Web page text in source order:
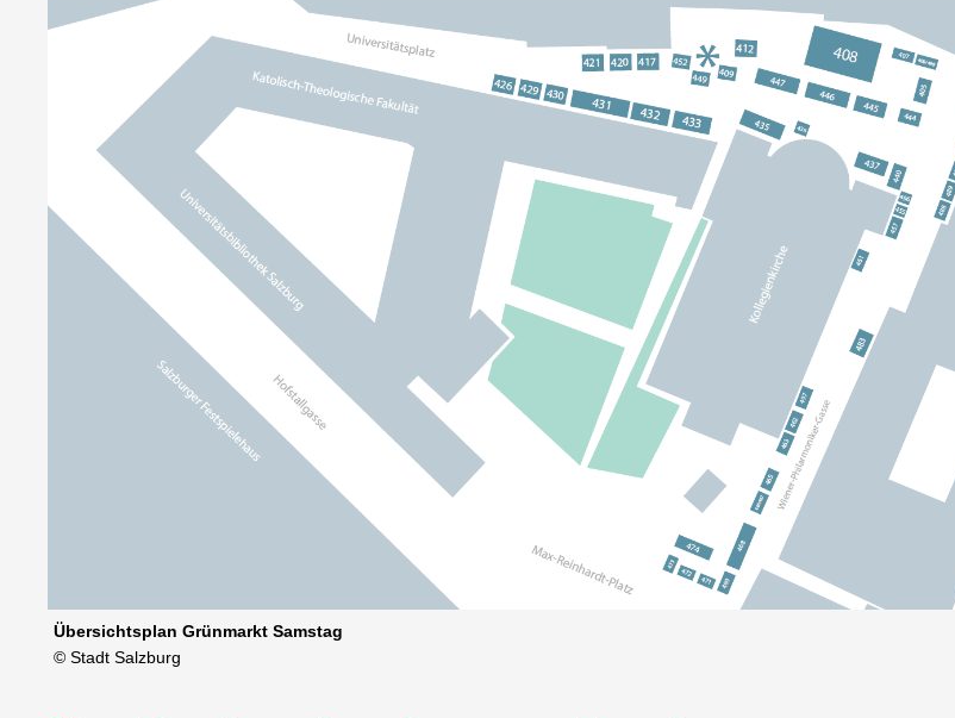
Übersichtsplan Grünmarkt Samstag
© Stadt Salzburg